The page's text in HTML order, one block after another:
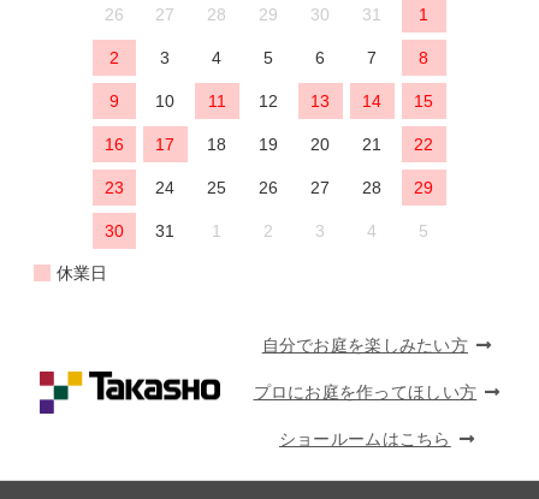
26 27 28 29 30 31 1
2 3 4 5 6 7 8
9 10 11 12 13 14 15
16 17 18 19 20 21 22
23 24 25 26 27 28 29
30 31 1 2 3 4 5
休業日
自分でお庭を楽しみたい方
プロにお庭を作ってほしい方
ショールームはこちら